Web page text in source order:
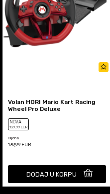
Volan HORI Mario Kart Racing
Wheel Pro Deluxe
NOVA
139,99 EUR
Cijena
139,99 EUR
DODAJ U KORPU